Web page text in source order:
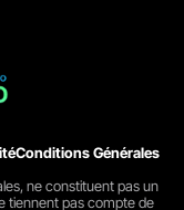
Conditions Générales
ne constituent pas un
tiennent pas compte de